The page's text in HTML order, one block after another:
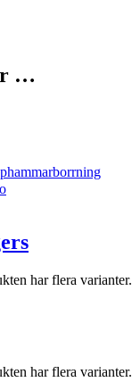
…
har flera
har flera